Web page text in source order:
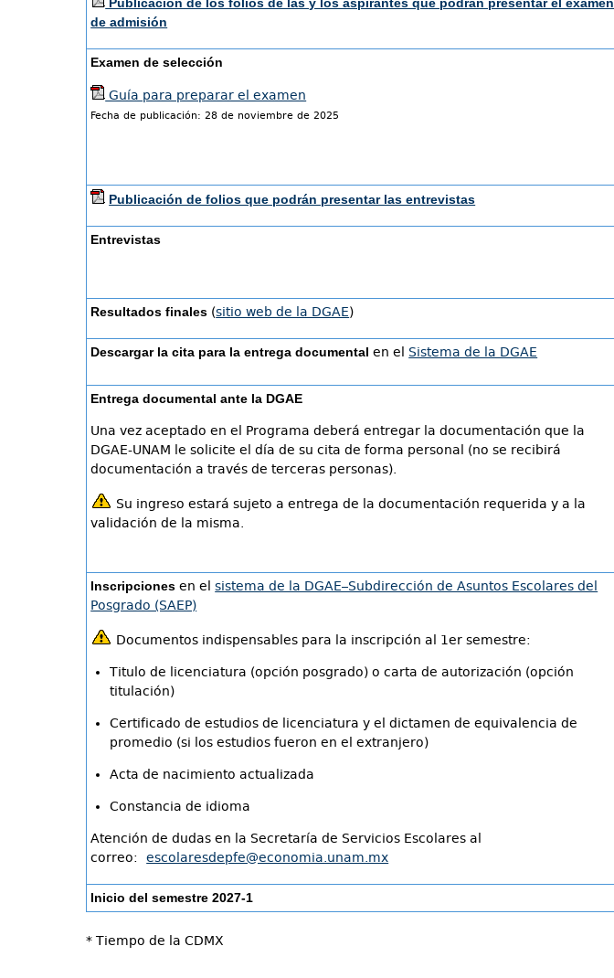
de admisión
Examen de selección
Guía para preparar el examen
Fecha de publicación: 28 de noviembre de 2025
Publicación de folios que podrán presentar las entrevistas
Entrevistas
Resultados finales (sitio web de la DGAE)
Descargar la cita para la entrega documental en el Sistema de la DGAE
Entrega documental ante la DGAE
Una vez aceptado en el Programa deberá entregar la documentación que la
DGAE-UNAM le solicite el día de su cita de forma personal (no se recibirá
documentación a través de terceras personas).
Su ingreso estará sujeto a entrega de la documentación requerida y a la
validación de la misma.
Inscripciones en elsistema de la DGAE–Subdirección de Asuntos Escolares del
Posgrado (SAEP)
Documentos indispensables para la inscripción al 1er semestre:
Titulo de licenciatura (opción posgrado) o carta de autorización (opción
titulación)
Certificado de estudios de licenciatura y el dictamen de equivalencia de
promedio (si los estudios fueron en el extranjero)
Acta de nacimiento actualizada
Constancia de idioma
Atención de dudas en la Secretaría de Servicios Escolares al
correo:escolaresdepfe@economia.unam.mx
Inicio del semestre 2027-1
* Tiempo de la CDMX